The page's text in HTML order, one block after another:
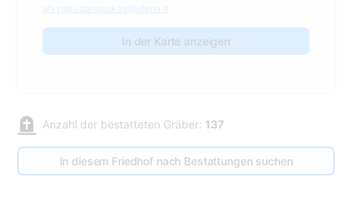
alvydas.danauskas@utena.lt
In der Karte anzeigen
Anzahl der bestatteten Gräber: 137
In diesem Friedhof nach Bestattungen suchen